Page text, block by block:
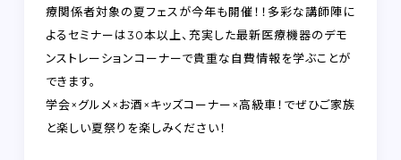
プライバシーポリシー
療関係者対象の夏フェスが今年も開催！！多彩な講師陣に
よるセミナーは30本以上、充実した最新医療機器のデモ
ンストレーションコーナーで貴重な自費情報を学ぶことが
できます。
学会×グルメ×お酒×キッズコーナー×高級車！でぜひご家族
と楽しい夏祭りを楽しみください！